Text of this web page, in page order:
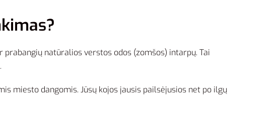
natūralios verstos odos (zomšos) intarpų. Tai
miesto dangomis. Jūsų kojos jausis pailsėjusios net po ilgų